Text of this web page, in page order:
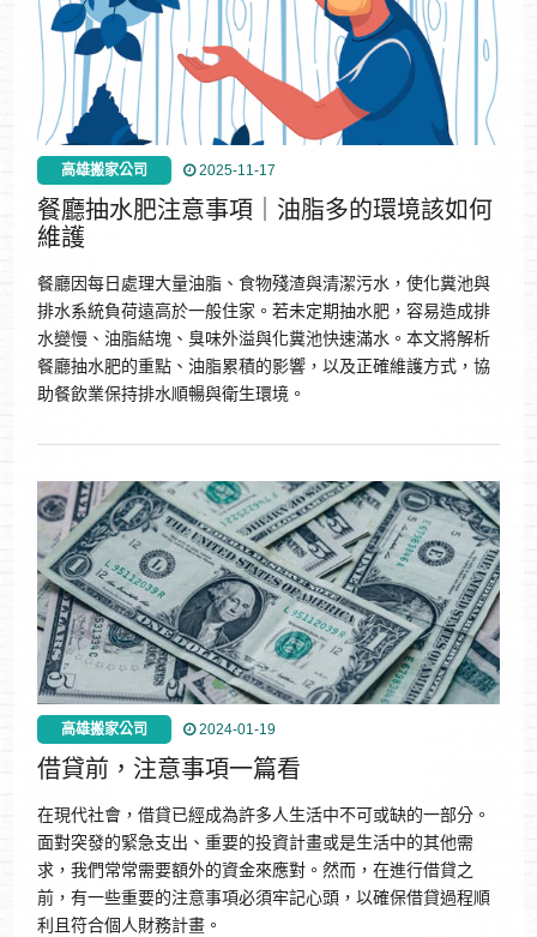
高雄搬家公司 2025-11-17
餐廳抽水肥注意事項｜油脂多的環境該如何
維護
餐廳因每日處理大量油脂、食物殘渣與清潔污水，使化糞池與
排水系統負荷遠高於一般住家。若未定期抽水肥，容易造成排
水變慢、油脂結塊、臭味外溢與化糞池快速滿水。本文將解析
餐廳抽水肥的重點、油脂累積的影響，以及正確維護方式，協
助餐飲業保持排水順暢與衛生環境。
高雄搬家公司 2024-01-19
借貸前，注意事項一篇看
在現代社會，借貸已經成為許多人生活中不可或缺的一部分。
面對突發的緊急支出、重要的投資計畫或是生活中的其他需
求，我們常常需要額外的資金來應對。然而，在進行借貸之
前，有一些重要的注意事項必須牢記心頭，以確保借貸過程順
利且符合個人財務計畫。